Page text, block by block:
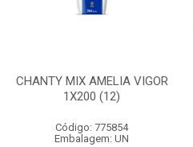
CHANTY MIX AMELIA VIGOR
1X200 (12)
Código: 775854
Embalagem: UN